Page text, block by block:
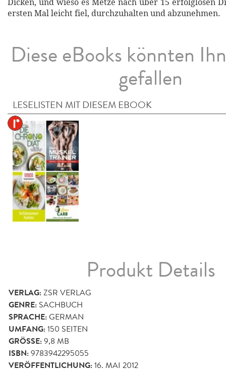
Dicken, und wieso es Metze nach über 15 erfolglosen
ersten Mal leicht fiel, durchzuhalten und abzunehmen.
Diese eBooks könnten
gefallen
LESELISTEN MIT DIESEM EBOOK
Produkt Details
VERLAG:ZSR VERLAG
GENRE: SACHBUCH
SPRACHE:GERMAN
UMFANG:150 SEITEN
GRÖSSE: 9,8 MB
ISBN:9783942295055
VERÖFFENTLICHUNG:16. MAI 2012